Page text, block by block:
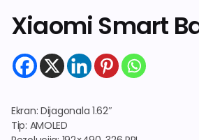
Xiaomi Smart
Ekran: Dijagonala 1.62″
Tip: AMOLED